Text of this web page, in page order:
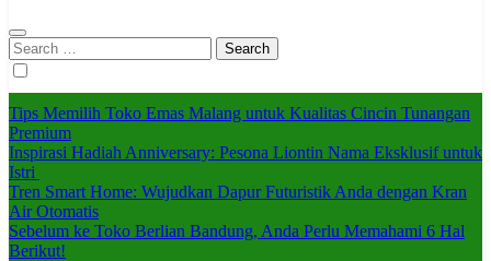
Search
for:
Tips Memilih Toko Emas Malang untuk Kualitas Cincin Tunangan
Premium
Inspirasi Hadiah Anniversary: Pesona Liontin Nama Eksklusif untuk
Istri
Tren Smart Home: Wujudkan Dapur Futuristik Anda dengan Kran
Air Otomatis
Sebelum ke Toko Berlian Bandung, Anda Perlu Memahami 6 Hal
Berikut!